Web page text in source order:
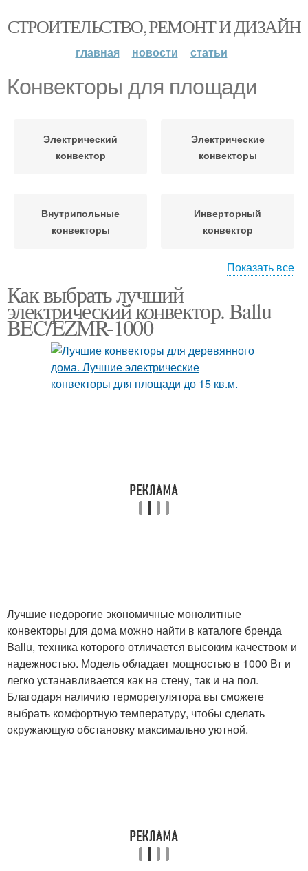
СТРОИТЕЛЬСТВО, РЕМОНТ И ДИЗАЙН
главная новости статьи
Конвекторы для площади
Электрический
конвектор
Электрические
конвекторы
Внутрипольные
конвекторы
Инверторный
конвектор
Конвектор с функцией Конвекторы с функцией
Настенные конвекторы Водяной конвектор
Показать все
Как выбрать лучший
электрический конвектор. Ballu
BEC/EZMR-1000
Лучшие недорогие экономичные монолитные
конвекторы для дома можно найти в каталоге бренда
Ballu, техника которого отличается высоким качеством и
надежностью. Модель обладает мощностью в 1000 Вт и
легко устанавливается как на стену, так и на пол.
Благодаря наличию терморегулятора вы сможете
выбрать комфортную температуру, чтобы сделать
окружающую обстановку максимально уютной.